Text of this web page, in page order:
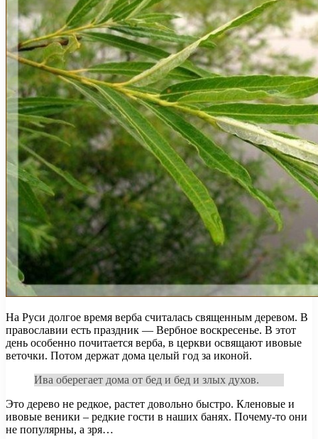
На Руси долгое время верба считалась священным деревом. В
православии есть праздник — Вербное воскресенье. В этот
день особенно почитается верба, в церкви освящают ивовые
веточки. Потом держат дома целый год за иконой.
Ива оберегает дома от бед и бед и злых духов.
Это дерево не редкое, растет довольно быстро. Кленовые и
ивовые веники – редкие гости в наших банях. Почему-то они
не популярны, а зря…